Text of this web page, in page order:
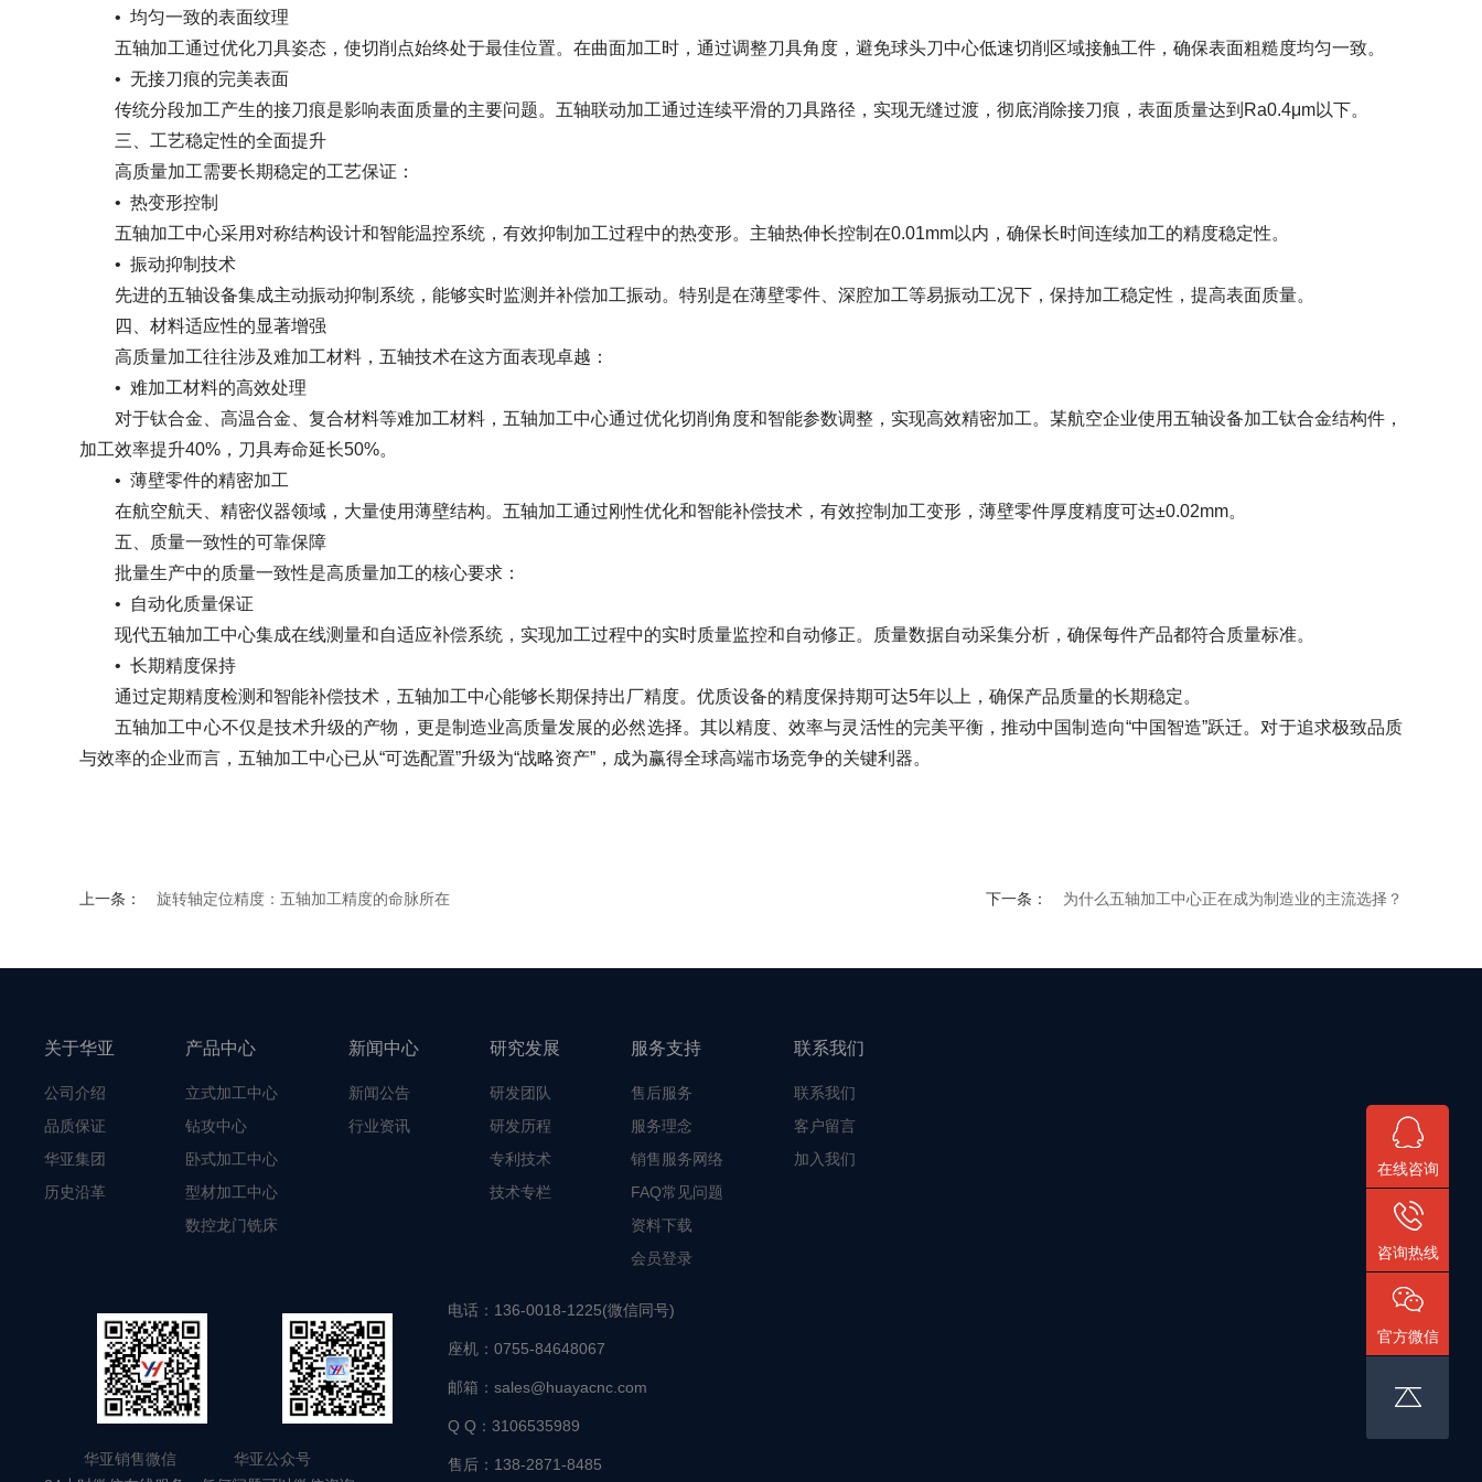
• 均匀一致的表面纹理
五轴加工通过优化刀具姿态，使切削点始终处于最佳位置。在曲面加工时，通过调整刀具角度，避免球头刀中心低速切削区域接触工件，确保表面粗糙度均匀一致。
• 无接刀痕的完美表面
传统分段加工产生的接刀痕是影响表面质量的主要问题。五轴联动加工通过连续平滑的刀具路径，实现无缝过渡，彻底消除接刀痕，表面质量达到Ra0.4μm以下。
三、工艺稳定性的全面提升
高质量加工需要长期稳定的工艺保证：
• 热变形控制
五轴加工中心采用对称结构设计和智能温控系统，有效抑制加工过程中的热变形。主轴热伸长控制在0.01mm以内，确保长时间连续加工的精度稳定性。
• 振动抑制技术
先进的五轴设备集成主动振动抑制系统，能够实时监测并补偿加工振动。特别是在薄壁零件、深腔加工等易振动工况下，保持加工稳定性，提高表面质量。
四、材料适应性的显著增强
高质量加工往往涉及难加工材料，五轴技术在这方面表现卓越：
• 难加工材料的高效处理
对于钛合金、高温合金、复合材料等难加工材料，五轴加工中心通过优化切削角度和智能参数调整，实现高效精密加工。某航空企业使用五轴设备加工钛合金结构件，
加工效率提升40%，刀具寿命延长50%。
• 薄壁零件的精密加工
在航空航天、精密仪器领域，大量使用薄壁结构。五轴加工通过刚性优化和智能补偿技术，有效控制加工变形，薄壁零件厚度精度可达±0.02mm。
五、质量一致性的可靠保障
批量生产中的质量一致性是高质量加工的核心要求：
•
自动化质量保证
现代五轴加工中心集成在线测量和自适应补偿系统，实现加工过程中的实时质量监控和自动修正。质量数据自动采集分析，确保每件产品都符合质量标准。
• 长期精度保持
通过定期精度检测和智能补偿技术，五轴加工中心能够长期保持出厂精度。优质设备的精度保持期可达5年以上，确保产品质量的长期稳定。
五轴加工中心不仅是技术升级的产物，更是制造业高质量发展的必然选择。其以精度、效率与灵活性的完美平衡，推动中国制造向“中国智造”跃迁。对于追求极致品质
与效率的企业而言，五轴加工中心已从“可选配置”升级为“战略资产”，成为赢得全球高端市场竞争的关键利器。
上一条： 旋转轴定位精度：五轴加工精度的命脉所在 下一条： 为什么五轴加工中心正在成为制造业的主流选择？
关于华亚
公司介绍
品质保证
华亚集团
历史沿革
产品中心
立式加工中心
钻攻中心
卧式加工中心
型材加工中心
数控龙门铣床
新闻中心
新闻公告
行业资讯
研究发展
研发团队
研发历程
专利技术
技术专栏
服务支持
售后服务
服务理念
销售服务网络
FAQ常见问题
资料下载
会员登录
联系我们
联系我们
客户留言
加入我们
华亚销售微信 华亚公众号
电话： 136-0018-1225(微信同号)
座机： 0755-84648067
邮箱： sales@huayacnc.com
Q Q： 3106535989
售后： 138-2871-8485
在线咨询
咨询热线
官方微信